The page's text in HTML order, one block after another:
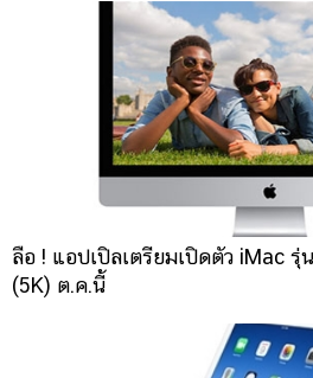
ลือ ! แอปเปิลเตรียมเปิดตัว iMac รุ่
(5K) ต.ค.นี้